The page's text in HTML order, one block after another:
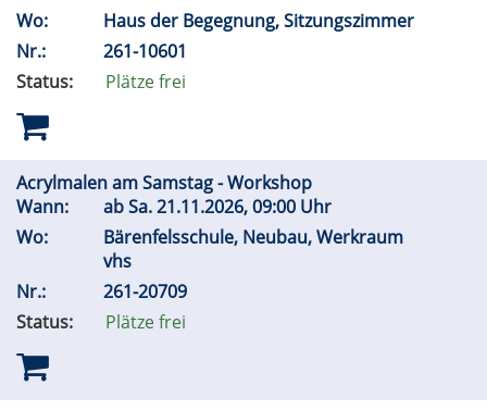
Wo:
Haus der Begegnung, Sitzungszimmer
Nr.:
261-10601
Status:
Plätze frei
Acrylmalen am Samstag - Workshop
Wann:
abSa.21.11.2026, 09:00 Uhr
Wo:
Bärenfelsschule, Neubau, Werkraum
vhs
Nr.:
261-20709
Status:
Plätze frei